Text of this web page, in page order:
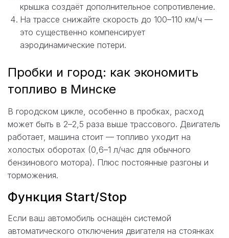
крышка создаёт дополнительное сопротивление.
На трассе снижайте скорость до 100–110 км/ч —
это существенно компенсирует
аэродинамические потери.
Пробки и город: как экономить
топливо в Минске
В городском цикле, особенно в пробках, расход
может быть в 2–2,5 раза выше трассового. Двигатель
работает, машина стоит — топливо уходит на
холостых оборотах (0,6–1 л/час для обычного
бензинового мотора). Плюс постоянные разгоны и
торможения.
Функция Start/Stop
Если ваш автомобиль оснащён системой
автоматического отключения двигателя на стоянках